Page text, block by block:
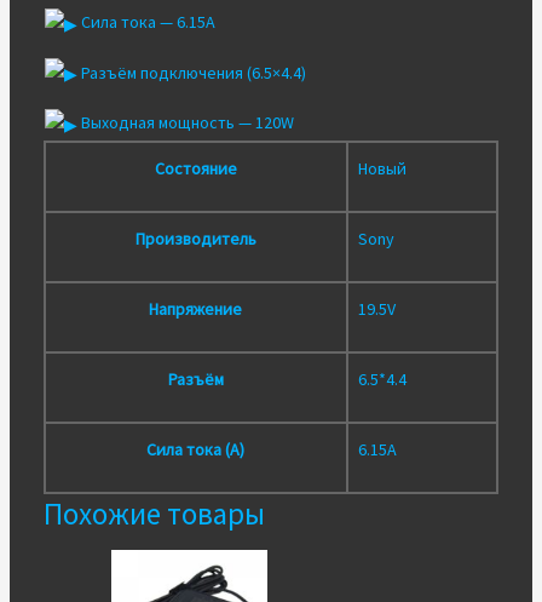
120W Сила тока — 6.15A
Разъём подключения (6.5×4.4)
Выходная мощность — 120W
Состояние Новый
Производитель Sony
Напряжение 19.5V
Разъём 6.5*4.4
Сила тока (А) 6.15А
Похожие товары